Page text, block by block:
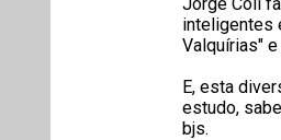
inteligentes
Valquírias"
E, esta
estudo,
bjs.